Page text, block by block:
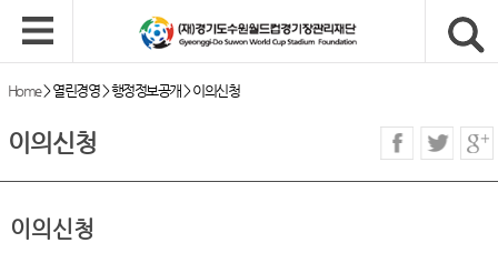
Home>열린경영>행정정보공개 >이의신청
이의신청
이의신청